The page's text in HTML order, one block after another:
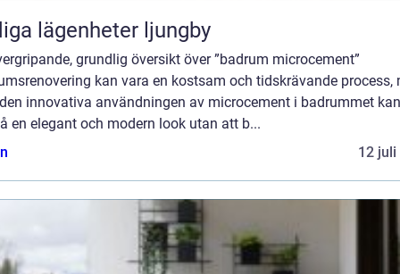
lägenheter ljungby
grundlig översikt över ”badrum microcement”
kan vara en kostsam och tidskrävande process,
innovativa användningen av microcement i badrummet
en elegant och modern look utan att b...
12 juli